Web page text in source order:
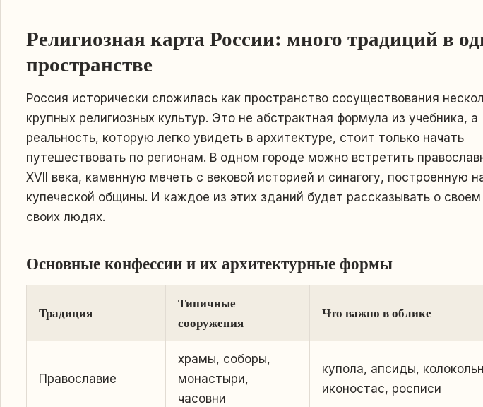
Религиозная карта России: много традиций в
пространстве
Россия исторически сложилась как пространство сосуществования
крупных религиозных культур. Это не абстрактная формула из учебника, а
реальность, которую легко увидеть в архитектуре, стоит только начать
путешествовать по регионам. В одном городе можно встретить
XVII века, каменную мечеть с вековой историей и синагогу, построенную
купеческой общины. И каждое из этих зданий будет рассказывать о
своих людях.
Основные конфессии и их архитектурные формы
Традиция
Типичные
сооружения
Что важно в облике
Православие
храмы, соборы,
монастыри,
часовни
купола, апсиды,
иконостас, росписи